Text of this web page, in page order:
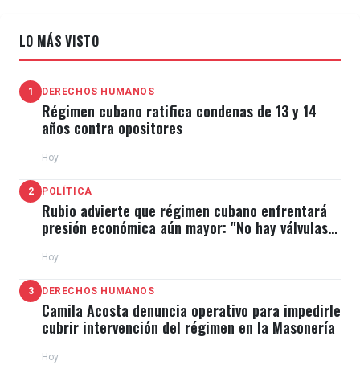
LO MÁS VISTO
1 DERECHOS HUMANOS
Régimen cubano ratifica condenas de 13 y 14
años contra opositores
Hoy
2 POLÍTICA
Rubio advierte que régimen cubano enfrentará
presión económica aún mayor: "No hay válvulas
Hoy
3 DERECHOS HUMANOS
Camila Acosta denuncia operativo para impedirle
cubrir intervención del régimen en la Masonería
Hoy